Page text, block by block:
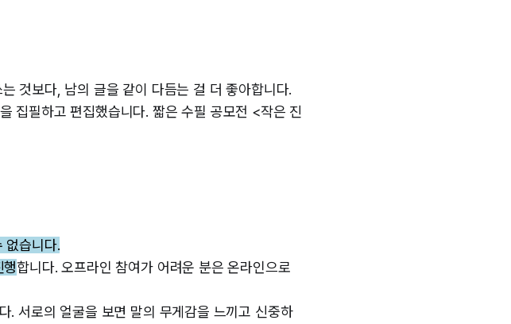
것보다, 남의 글을 같이 다듬는 걸 더 좋아합니다.
을 집필하고 편집했습니다. 짧은 수필 공모전 <작은 진
없습니다.
합니다. 오프라인 참여가 어려운 분은 온라인으로
. 서로의 얼굴을 보면 말의 무게감을 느끼고 신중하